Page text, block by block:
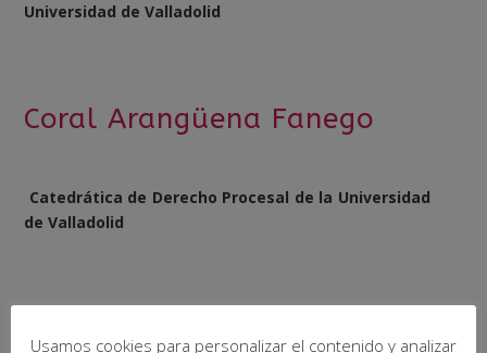
Universidad de Valladolid
Coral Arangüena Fanego
Catedrática de Derecho Procesal de la Universidad
de Valladolid
Usamos cookies para personalizar el contenido y analizar